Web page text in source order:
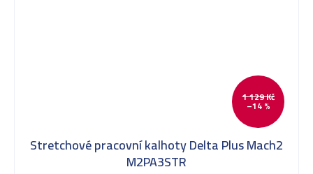
1 129 Kč
–14 %
Stretchové pracovní kalhoty Delta Plus Mach2
M2PA3STR